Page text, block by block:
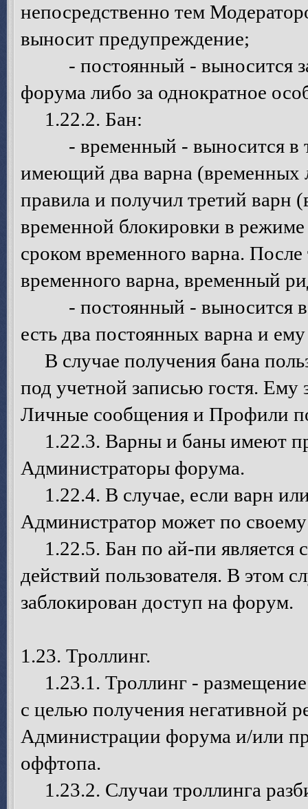
непосредственно тем
выносит предупреждение;
- постоянный - выносится за
форума либо за однократное
1.22.2. Бан:
- временный - выносится в
имеющий два варна (временных
правила и получил третий
временной блокировки в
сроком временного варна. После
временного варна, временный
- постоянный - выносится в
есть два постоянных варна и
В случае получения бана
под учетной записью гостя. Ему
Личные сообщения и Профили
1.22.3. Варны и баны имеют
Администраторы форума.
1.22.4. В случае, если варн
Администратор может по
1.22.5. Бан по ай-пи является
действий пользователя. В этом
заблокирован доступ на форум.
1.23. Троллинг.
1.23.1. Троллинг -
с целью получения негативной
Администрации форума и/или
оффтопа.
1.23.2. Случаи троллинга